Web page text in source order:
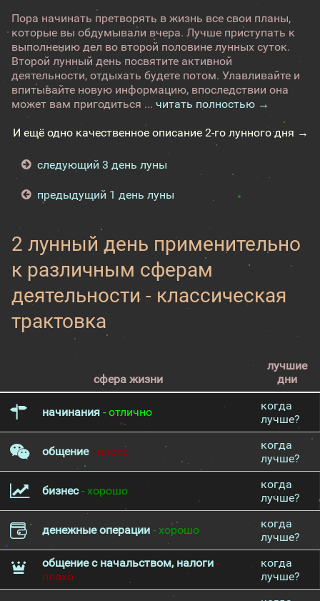
Пора начинать претворять в жизнь все свои планы,
которые вы обдумывали вчера. Лучше приступать к
выполнению дел во второй половине лунных суток.
Второй лунный день посвятите активной
деятельности, отдыхать будете потом. Улавливайте и
впитывайте новую информацию, впоследствии она
может вам пригодиться ... читать полностью →
И ещё одно качественное описание 2-го лунного дня →
следующий 3 день луны
предыдущий 1 день луны
2 лунный день применительно
к различным сферам
деятельности - классическая
трактовка
сфера жизни
лучшие
дни
начинания - отлично
когда
лучше?
общение- плохо
когда
лучше?
бизнес- хорошо
когда
лучше?
денежные операции - хорошо
когда
лучше?
общение с начальством, налоги -
плохо
когда
лучше?